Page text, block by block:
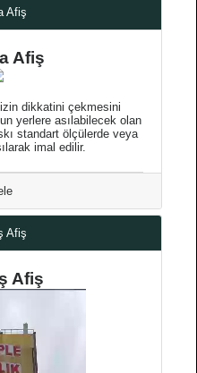
Afiş
Afiş
dikkatini çekmesini
yerlere asılabilecek olan
standart ölçülerde veya
imal edilir.
Afiş
Afiş